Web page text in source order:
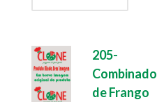
205-
Combinado
de Frango